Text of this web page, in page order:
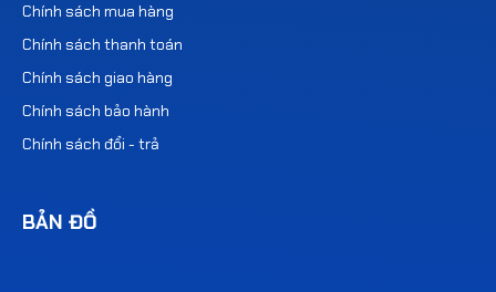
Chính sách mua hàng
Chính sách thanh toán
Chính sách giao hàng
Chính sách bảo hành
Chính sách đổi - trả
BẢN ĐỒ